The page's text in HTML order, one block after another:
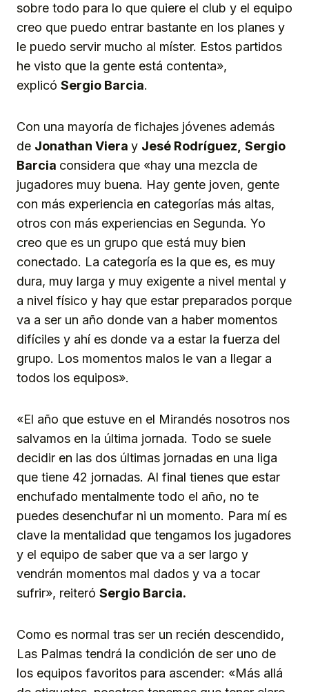
sobre todo para lo que quiere el club y el equipo
creo que puedo entrar bastante en los planes y
le puedo servir mucho al míster. Estos partidos
he visto que la gente está contenta»,
explicó Sergio Barcia.
Con una mayoría de fichajes jóvenes además
de Jonathan Viera y Jesé Rodríguez, Sergio
Barcia considera que «hay una mezcla de
jugadores muy buena. Hay gente joven, gente
con más experiencia en categorías más altas,
otros con más experiencias en Segunda. Yo
creo que es un grupo que está muy bien
conectado. La categoría es la que es, es muy
dura, muy larga y muy exigente a nivel mental y
a nivel físico y hay que estar preparados porque
va a ser un año donde van a haber momentos
difíciles y ahí es donde va a estar la fuerza del
grupo. Los momentos malos le van a llegar a
todos los equipos».
«El año que estuve en el Mirandés nosotros nos
salvamos en la última jornada. Todo se suele
decidir en las dos últimas jornadas en una liga
que tiene 42 jornadas. Al final tienes que estar
enchufado mentalmente todo el año, no te
puedes desenchufar ni un momento. Para mí es
clave la mentalidad que tengamos los jugadores
y el equipo de saber que va a ser largo y
vendrán momentos mal dados y va a tocar
sufrir», reiteró Sergio Barcia.
Como es normal tras ser un recién descendido,
Las Palmas tendrá la condición de ser uno de
los equipos favoritos para ascender: «Más allá